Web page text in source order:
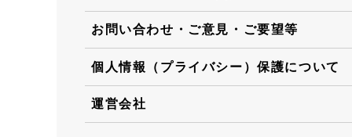
お問い合わせ・ご意見・ご要望等
個人情報（プライバシー）保護について
運営会社